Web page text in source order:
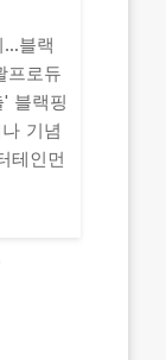
…블랙
프로듀
블랙핑
기념
테인먼